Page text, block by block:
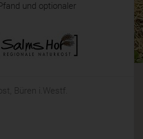
und optionaler
Büren i.Westf.